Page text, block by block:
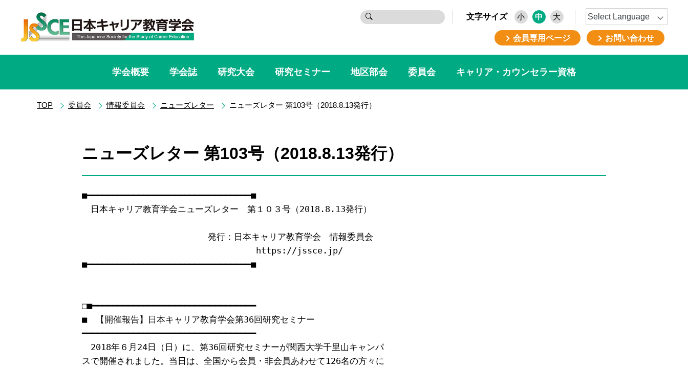
検
文字サイズ 小 中 大
会員専用ページ お問い合わせ
学会概要 学会誌 研究大会 研究セミナー 地区部会 委員会 キャリア・カウンセラー資格
TOP 委員会 情報委員会 ニューズレター ニューズレター 第103号（2018.8.13発行）
ニューズレター 第103号（2018.8.13発行）
■━━━━━━━━━━━━━━━━━━━━━━━━━━━━━━━━■
日本キャリア教育学会ニューズレター　第１０３号（2018.8.13発行）
発行：日本キャリア教育学会　情報委員会
https://jssce.jp/
■━━━━━━━━━━━━━━━━━━━━━━━━━━━━━━━━■
□■━━━━━━━━━━━━━━━━━━━━━━━━━━━━━━━━
■　【開催報告】日本キャリア教育学会第36回研究セミナー
━━━━━━━━━━━━━━━━━━━━━━━━━━━━━━━━━━
2018年６月24日（日）に、第36回研究セミナーが関西大学千里山キャンパ
スで開催されました。当日は、全国から会員・非会員あわせて126名の方々に